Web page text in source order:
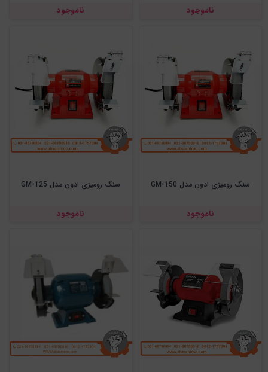
ناموجود ناموجود
سنگ رومیزی ادون مدل GM-150
ناموجود
سنگ رومیزی ادون مدل GM-125
ناموجود